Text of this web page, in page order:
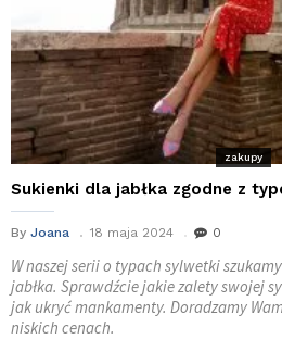
zakupy
Sukienki dla jabłka zgodne z
By Joana 18 maja 2024 0
W naszej serii o typach sylwetki
jabłka. Sprawdźcie jakie zalety swojej
jak ukryć mankamenty. Doradzamy
niskich cenach.